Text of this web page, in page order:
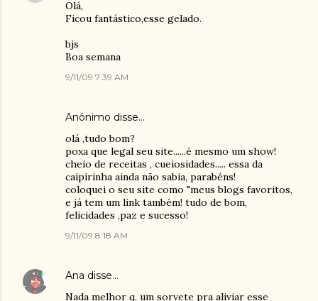
Olá,
Ficou fantástico,esse gelado.
bjs
Boa semana
9/11/09 7:39 AM
Anônimo disse…
olá ,tudo bom?
poxa que legal seu site......é mesmo um show!
cheio de receitas , cueiosidades..... essa da
caipirinha ainda não sabia, parabéns!
coloquei o seu site como "meus blogs favoritos,
e já tem um link também! tudo de bom,
felicidades ,paz e sucesso!
9/11/09 8:18 AM
Ana disse…
Nada melhor q. um sorvete pra aliviar esse